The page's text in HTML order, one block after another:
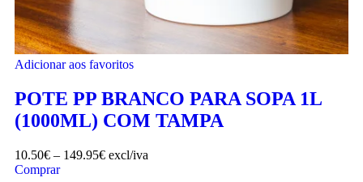
Adicionar aos favoritos
POTE PP BRANCO PARA SOPA 1L
(1000ML) COM TAMPA
10.50€ – 149.95€ excl/iva
Comprar